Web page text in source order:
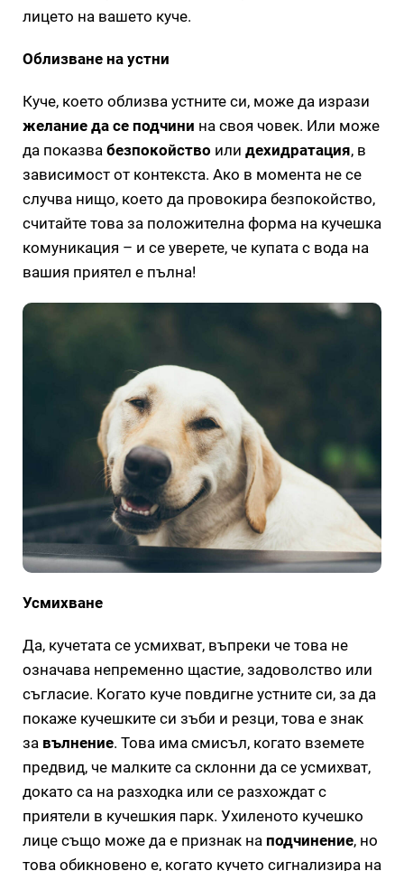
лицето на вашето куче.
Облизване на устни
Куче, което облизва устните си, може да изрази
желание да се подчини на своя човек. Или може
да показва безпокойство или дехидратация, в
зависимост от контекста. Ако в момента не се
случва нищо, което да провокира безпокойство,
считайте това за положителна форма на кучешка
комуникация – и се уверете, че купата с вода на
вашия приятел е пълна!
Усмихване
Да, кучетата се усмихват, въпреки че това не
означава непременно щастие, задоволство или
съгласие. Когато куче повдигне устните си, за да
покаже кучешките си зъби и резци, това е знак
за вълнение. Това има смисъл, когато вземете
предвид, че малките са склонни да се усмихват,
докато са на разходка или се разхождат с
приятели в кучешкия парк. Ухиленото кучешко
лице също може да е признак на подчинение, но
това обикновено е, когато кучето сигнализира на